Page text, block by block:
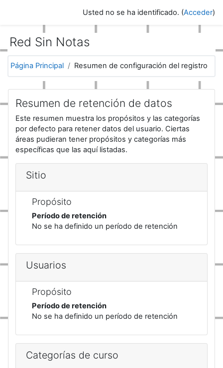
Usted no se ha identificado. (Acceder)
Red Sin Notas
Página Principal Resumen de configuración del registro
Resumen de retención de datos
Este resumen muestra los propósitos y las categorías
por defecto para retener datos del usuario. Ciertas
áreas pudieran tener propósitos y categorías más
específicas que las aquí listadas.
Sitio
Propósito
Período de retención
No se ha definido un período de retención
Usuarios
Propósito
Período de retención
No se ha definido un período de retención
Categorías de curso